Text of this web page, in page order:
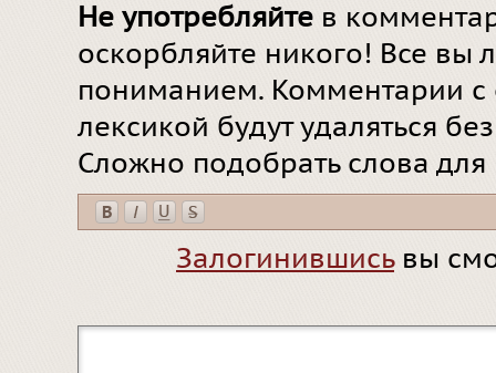
Не употребляйте в
оскорбляйте никого! Все вы
пониманием. Комментарии
лексикой будут удаляться
Сложно подобрать слова
Залогинившисьвы